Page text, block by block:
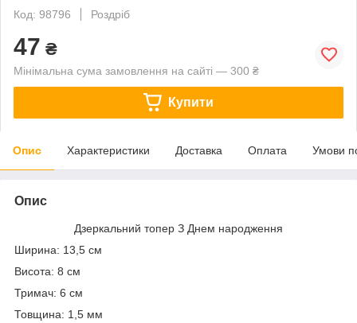
Код: 98796
Роздріб
47 ₴
Мінімальна сума замовлення на сайті — 300 ₴
Купити
Опис Характеристики Доставка Оплата Умови
Опис
Дзеркальний топер З Днем народження
Ширина: 13,5 см
Висота: 8 см
Тримач: 6 см
Товщина: 1,5 мм